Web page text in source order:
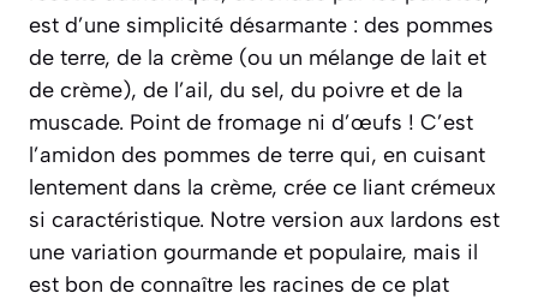
est d’une simplicité désarmante : des pommes
de terre, de la crème (ou un mélange de lait et
de crème), de l’ail, du sel, du poivre et de la
muscade. Point de fromage ni d’œufs ! C’est
l’amidon des pommes de terre qui, en cuisant
lentement dans la crème, crée ce liant crémeux
si caractéristique. Notre version aux lardons est
une variation gourmande et populaire, mais il
est bon de connaître les racines de ce plat